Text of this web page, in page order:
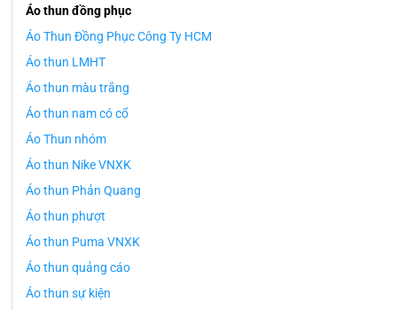
Áo thun đồng phục
Áo Thun Đồng Phục Công Ty HCM
Áo thun LMHT
Áo thun màu trắng
Áo thun nam có cổ
Áo Thun nhóm
Áo thun Nike VNXK
Áo thun Phản Quang
Áo thun phượt
Áo thun Puma VNXK
Áo thun quảng cáo
Áo thun sự kiện